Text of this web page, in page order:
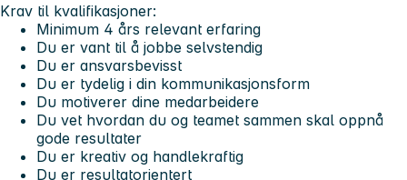
Krav til kvalifikasjoner:
Minimum 4 års relevant erfaring
Du er vant til å jobbe selvstendig
Du er ansvarsbevisst
Du er tydelig i din kommunikasjonsform
Du motiverer dine medarbeidere
Du vet hvordan du og teamet sammen skal oppnå
gode resultater
Du er kreativ og handlekraftig
Du er resultatorientert